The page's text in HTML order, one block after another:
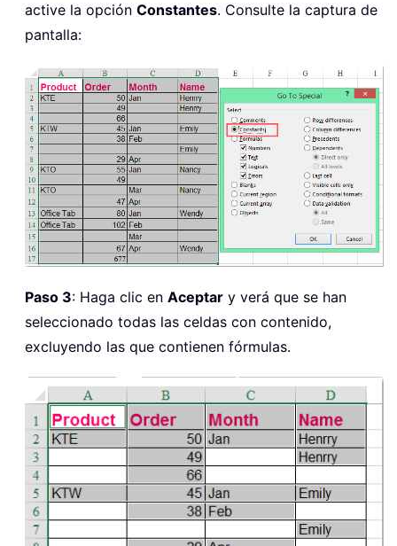
active la opción Constantes. Consulte la captura de
pantalla:
Paso 3: Haga clic en Aceptar y verá que se han
seleccionado todas las celdas con contenido,
excluyendo las que contienen fórmulas.